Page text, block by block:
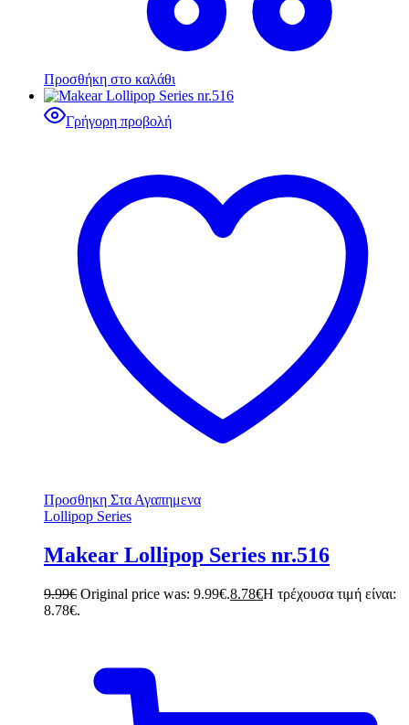
Προσθήκη στο καλάθι
Γρήγορη προβολή
Προσθηκη Στα Αγαπημενα
Lollipop Series
Makear Lollipop Series nr.516
9.99€ Original price was: 9.99€.8.78€Η τρέχουσα τιμή είναι:
8.78€.